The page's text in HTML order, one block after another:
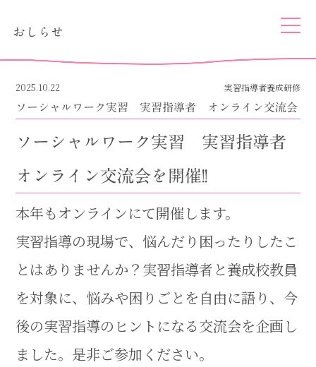
おしらせ
2025.10.22 実習指導者養成研修
ソーシャルワーク実習 実習指導者 オンライン交流会
ソーシャルワーク実習 実習指導者
オンライン交流会を開催!!
本年もオンラインにて開催します。
実習指導の現場で、悩んだり困ったりしたこ
とはありませんか？実習指導者と養成校教員
を対象に、悩みや困りごとを自由に語り、今
後の実習指導のヒントになる交流会を企画し
ました。是非ご参加ください。